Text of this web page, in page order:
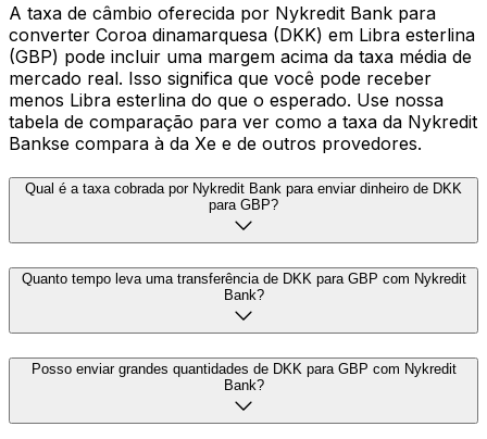
A taxa de câmbio oferecida por Nykredit Bank para
converter Coroa dinamarquesa (DKK) em Libra esterlina
(GBP) pode incluir uma margem acima da taxa média de
mercado real. Isso significa que você pode receber
menos Libra esterlina do que o esperado. Use nossa
tabela de comparação para ver como a taxa da Nykredit
Bankse compara à da Xe e de outros provedores.
Qual é a taxa cobrada por Nykredit Bank para enviar dinheiro de DKK
para GBP?
Quanto tempo leva uma transferência de DKK para GBP com Nykredit
Bank?
Posso enviar grandes quantidades de DKK para GBP com Nykredit
Bank?